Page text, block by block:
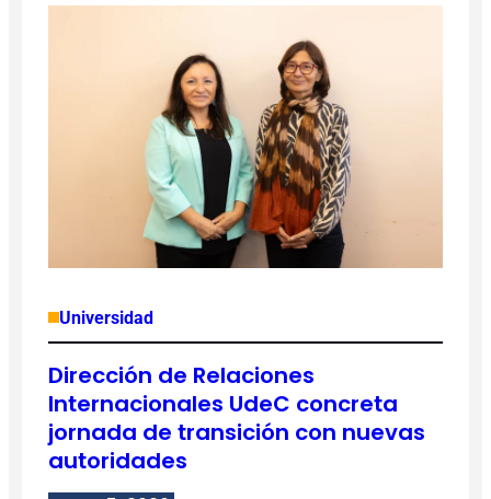
Universidad
Dirección de Relaciones
Internacionales UdeC concreta
jornada de transición con nuevas
autoridades